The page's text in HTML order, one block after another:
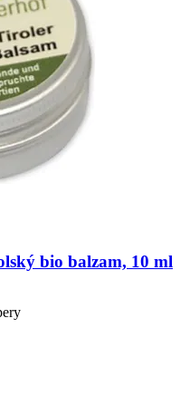
bio balzam, 10 ml